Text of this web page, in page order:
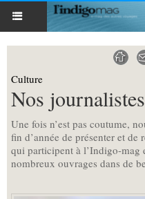
Culture
Nos
Une fois n’est pas coutume,
fin d’année de présenter et
qui participent à l’Indigo-mag
nombreux ouvrages dans de